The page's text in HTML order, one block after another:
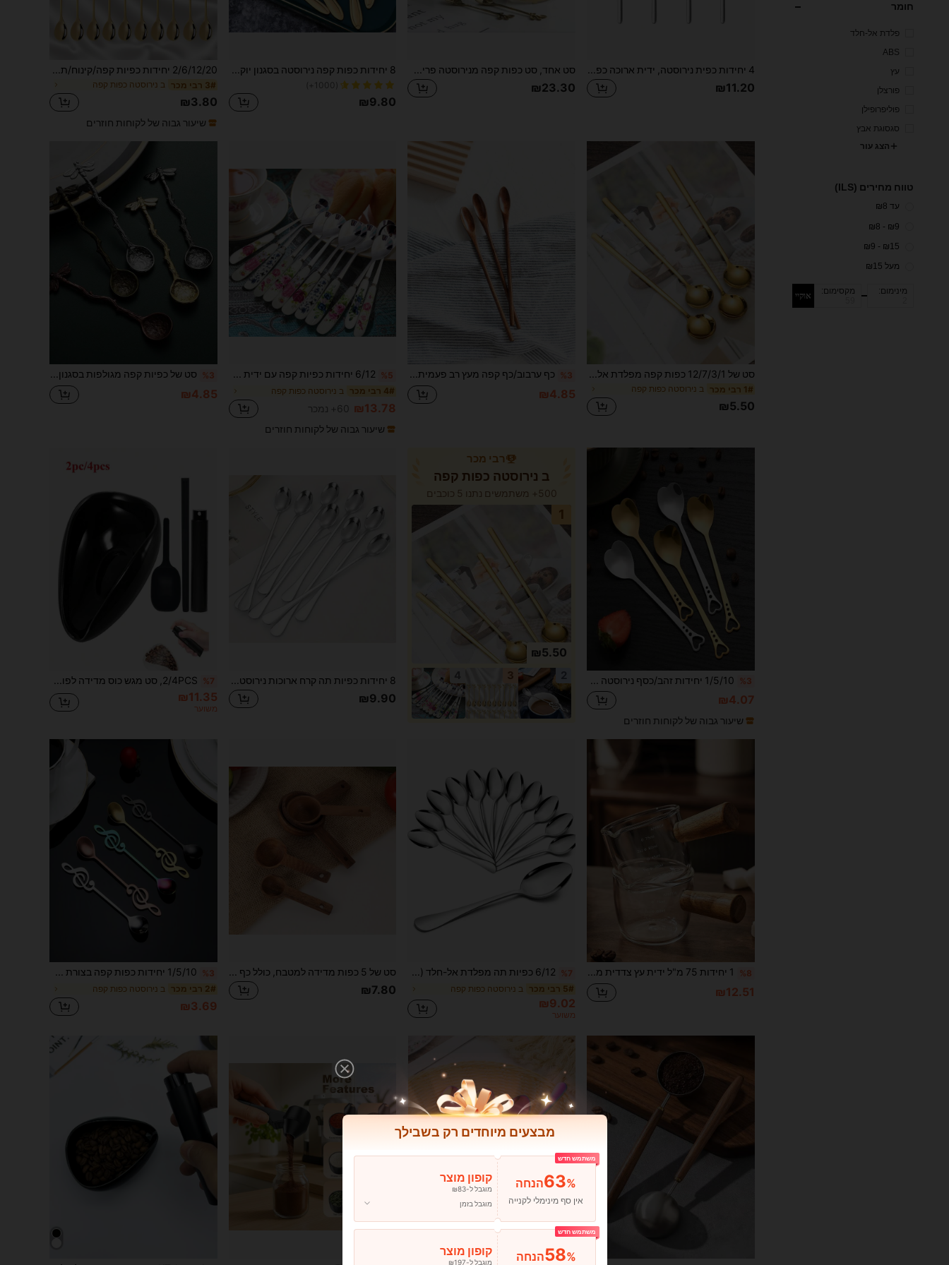
חומר
פלדת אל-חלד
ABS
עץ
פורצלן
פוליפרופילן
סגסוגת אבץ
הצג עור
טווח מחירים (ILS)
עד ₪8
₪9 - ₪8
₪15 - ₪9
מעל ₪15
מינימום: מקסימום: אוקיי
₪11.20
₪23.30
(1000+)
₪9.80
3# רבי מכר ב נירוסטה כפות קפה
₪3.80
שיעור גבוה של לקוחות חוזרים
סט של 12/7/3/1 כפות קפה מפלדת אל-חלד, כפות ערבוב, כפות תה עם ידית ארוכה, כפות תה בצבע זהב, כפות בצבע זהב, כפות לתה קר, כפות ערבוב ארוכות, כפות אספרסו בצבע זהב - מתאים לקפה, סוכריות, קינוחים, גלידה, מנות פתיח, קפוצ'ינו, כפות קומפקטיות מפלדת אל-חלד בצבע זהב - נהדר לבית, מסעדה, בית קפה, בית ספר, חזרה ללימודים
1# רבי מכר ב נירוסטה כפות קפה
₪5.50
%3 כף ערבוב/כף קפה מעץ רב פעמית, כף עץ עם ידית ארוכה, מתאימה לחלב ודבש, קל לניקוי, חזרה לבית הספר
₪4.85
%5 6/12 יחידות כפיות קפה עם ידית קרמית פרחונית עשויות נירוסטה, מושלמות לערבוב, סוכר, דבש, גלידה ומרק, פרקטיות לתה מנחה במשרד, אביזרי מטבח ופינת אוכל אלגנטיים עם עיצוב דוגמת ורדים חזרה לבית הספר
4# רבי מכר ב נירוסטה כפות קפה
₪13.78 60+ נמכר
שיעור גבוה של לקוחות חוזרים
%3 סט של כפיות קפה מגולפות בסגנון רטרו מסגסוגת אבץ, כפית עגולה דבורה, תה מנחה קינוח עוגת גלידה, כפית תה, כף ערבוב 1 יחידות חזרה לבית הספר
₪4.85
%3
₪4.07
שיעור גבוה של לקוחות חוזרים
רבי מכר
ב נירוסטה כפות קפה
500+ משתמשים נתנו 5 כוכבים
₪5.50
₪9.90
%7
₪11.35
משוער
%8 1 יחידות 75 מ"ל ידית עץ צדדית מזכוכית בורוסיליקט גבוהה פיה אחת, כוס קפה מזכוכית שקופה עם מדידה, קנקן חלב מיני, כוס מדידה מזכוכית חזרה לבית הספר
₪12.51
%7 6/12 כפיות תה מפלדת אל-חלד (5.39 אינץ'), כפיות אספרסו, כפיות מיני, כפיות מתאבנים, כפיות גלידה, מלוטשות מראה, קל לניקוי, מתאים לשטיפה במדיח כלים, מתאים למסעדות, מטבחים ובתי קפה, מסיבות ופיקניקים לחזרה לבית הספר
5# רבי מכר ב נירוסטה כפות קפה
₪9.02
משוער
סט של 5 כפות מדידה למטבח, כולל כף תה/קפה, כף מדידה לסוכר/תבלינים, כף עץ קטנה, כף עץ קצרה לאבקת חלב, כף ריבה/חרדל/גלידה/מוס, כפית, כלי מדידה מיני לבישול ביתי, גאדג'ט מטבח לחזרה לבית הספר
₪7.80
%3 1/5/10 יחידות כפות קפה בצורת תווים מוזיקליים יצירתיים נירוסטה, כפות קינוח עוגה בצבע זהב/כסף לספלים ומשקאות קרים. חזרה לבית הספר.
2# רבי מכר ב נירוסטה כפות קפה
₪3.69
מבצעים מיוחדים רק בשבילך
משתמש חדש
63%הנחה
אין סף מינימלי לקנייה
קופון מוצר
מוגבל ל-₪83
מוגבל בזמן
משתמש חדש
58%הנחה קופון מוצר
מוגבל ל-₪197